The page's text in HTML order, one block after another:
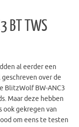
BT TWS
al eerder een
over de
BlitzWolf BW-ANC3
Maar deze hebben
ook gekregen van
om eens te testen